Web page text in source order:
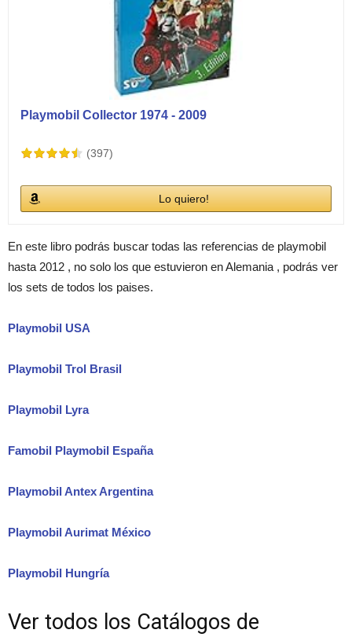
Playmobil Collector 1974 - 2009
(397)
Lo quiero!
En este libro podrás buscar todas las referencias de playmobil
hasta 2012 , no solo los que estuvieron en Alemania , podrás ver
los sets de todos los paises.
Playmobil USA
Playmobil Trol Brasil
Playmobil Lyra
Famobil Playmobil España
Playmobil Antex Argentina
Playmobil Aurimat México
Playmobil Hungría
Ver todos los Catálogos de